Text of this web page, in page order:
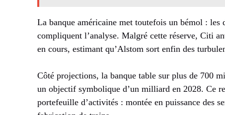
La banque américaine met toutefois un bémol :
compliquent l’analyse. Malgré cette réserve, Citi
en cours, estimant qu’Alstom sort enfin des
Côté projections, la banque table sur plus de 700
un objectif symbolique d’un milliard en 2028. Ce
portefeuille d’activités : montée en puissance des